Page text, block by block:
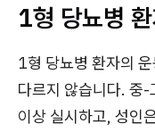
1형 당뇨병
1형 당뇨병 환자의
다르지 않습니다. 중
이상 실시하고, 성인